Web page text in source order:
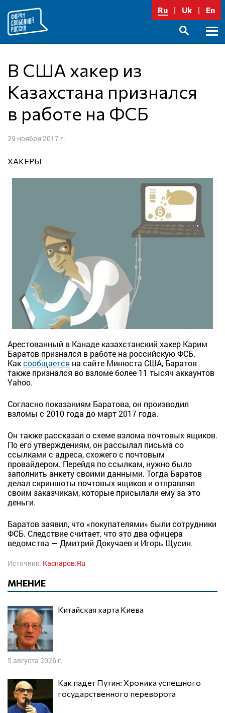
содержимому
Ru Uk En
В США хакер из
Казахстана признался
в работе на ФСБ
29 ноября 2017 г.
ХАКЕРЫ
Арестованный в Канаде казахстанский хакер Карим
Баратов признался в работе на российскую ФСБ.
Каксообщается на сайте Минюста США, Баратов
также признался во взломе более 11 тысяч аккаунтов
Yahoo.
Согласно показаниям Баратова, он производил
взломы с 2010 года до март 2017 года.
Он также рассказал о схеме взлома почтовых ящиков.
По его утверждениям, он рассылал письма со
ссылками с адреса, схожего с почтовым
провайдером. Перейдя по ссылкам, нужно было
заполнить анкету своими данными. Тогда Баратов
делал скриншоты почтовых ящиков и отправлял
своим заказчикам, которые присылали ему за это
деньги.
Баратов заявил, что «покупателями» были сотрудники
ФСБ. Следствие считает, что это два офицера
ведомства — Дмитрий Докучаев и Игорь Щусин.
Источник: Каспаров.Ru
МНЕНИЕ
Китайская карта Киева
5 августа 2026 г.
Как падет Путин: Хроника успешного
государственного переворота